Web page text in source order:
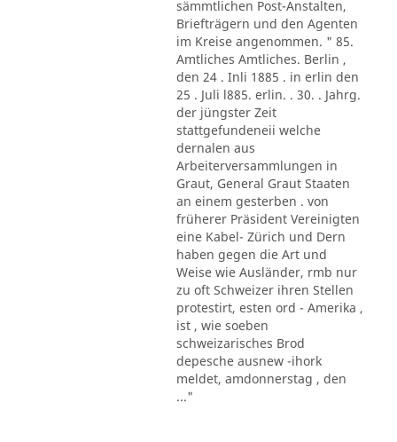
sämmtlichen Post-Anstalten,
Briefträgern und den Agenten
im Kreise angenommen. " 85.
Amtliches Amtliches. Berlin ,
den 24 . Inli 1885 . in erlin den
25 . Juli l885. erlin. . 30. . Jahrg.
der jüngster Zeit
stattgefundeneii welche
dernalen aus
Arbeiterversammlungen in
Graut, General Graut Staaten
an einem gesterben . von
früherer Präsident Vereinigten
eine Kabel- Zürich und Dern
haben gegen die Art und
Weise wie Ausländer, rmb nur
zu oft Schweizer ihren Stellen
protestirt, esten ord - Amerika ,
ist , wie soeben
schweizarisches Brod
depesche ausnew -ihork
meldet, amdonnerstag , den
..."